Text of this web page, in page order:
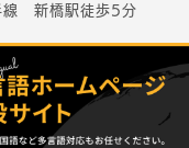
線 新橋駅徒歩5分